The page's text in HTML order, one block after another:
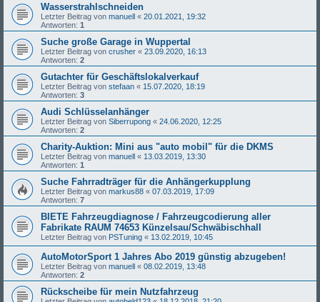
Wasserstrahlschneiden
Letzter Beitrag von manuell « 20.01.2021, 19:32
Antworten: 1
Suche große Garage in Wuppertal
Letzter Beitrag von crusher « 23.09.2020, 16:13
Antworten: 2
Gutachter für Geschäftslokalverkauf
Letzter Beitrag von stefaan « 15.07.2020, 18:19
Antworten: 3
Audi Schlüsselanhänger
Letzter Beitrag von Siberrupong « 24.06.2020, 12:25
Antworten: 2
Charity-Auktion: Mini aus "auto mobil" für die DKMS
Letzter Beitrag von manuell « 13.03.2019, 13:30
Antworten: 1
Suche Fahrradträger für die Anhängerkupplung
Letzter Beitrag von markus88 « 07.03.2019, 17:09
Antworten: 7
BIETE Fahrzeugdiagnose / Fahrzeugcodierung aller
Fabrikate RAUM 74653 Künzelsau/Schwäbischhall
Letzter Beitrag von PSTuning « 13.02.2019, 10:45
AutoMotorSport 1 Jahres Abo 2019 günstig abzugeben!
Letzter Beitrag von manuell « 08.02.2019, 13:48
Antworten: 2
Rückscheibe für mein Nutzfahrzeug